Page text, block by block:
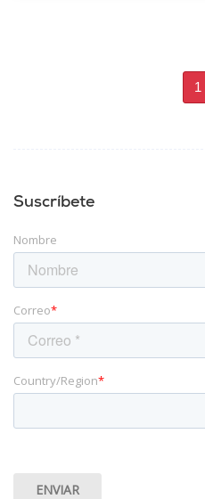
1
Suscríbete
Nombre
Correo*
Country/Region*